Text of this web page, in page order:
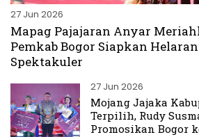
27 Jun 2026
Mapag Pajajaran Anyar
Pemkab Bogor Siapkan
Spektakuler
27 Jun 2026
Mojang Jajaka
Terpilih, Rudy
Promosikan Bogor